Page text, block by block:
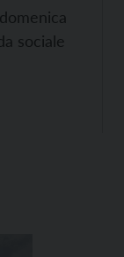
sociale